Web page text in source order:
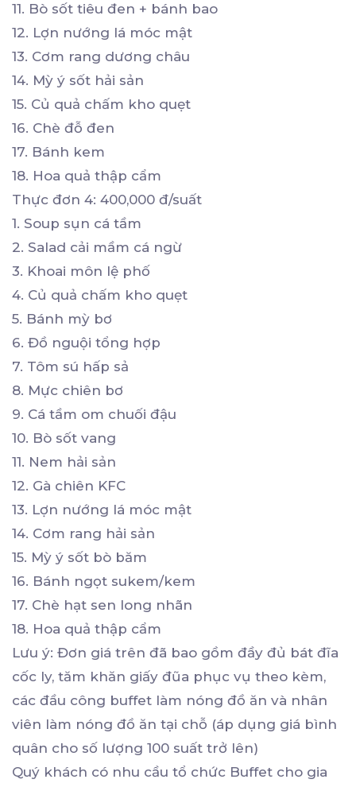
11. Bò sốt tiêu đen + bánh bao
12. Lợn nướng lá móc mật
13. Cơm rang dương châu
14. Mỳ ý sốt hải sản
15. Củ quả chấm kho quẹt
16. Chè đỗ đen
17. Bánh kem
18. Hoa quả thập cẩm
Thực đơn 4: 400,000 đ/suất
1. Soup sụn cá tầm
2. Salad cải mầm cá ngừ
3. Khoai môn lệ phố
4. Củ quả chấm kho quẹt
5. Bánh mỳ bơ
6. Đồ nguội tổng hợp
7. Tôm sú hấp sả
8. Mực chiên bơ
9. Cá tầm om chuối đậu
10. Bò sốt vang
11. Nem hải sản
12. Gà chiên KFC
13. Lợn nướng lá móc mật
14. Cơm rang hải sản
15. Mỳ ý sốt bò băm
16. Bánh ngọt sukem/kem
17. Chè hạt sen long nhãn
18. Hoa quả thập cẩm
Lưu ý: Đơn giá trên đã bao gồm đầy đủ bát đĩa
cốc ly, tăm khăn giấy đũa phục vụ theo kèm,
các đầu công buffet làm nóng đồ ăn và nhân
viên làm nóng đồ ăn tại chỗ (áp dụng giá bình
quân cho số lượng 100 suất trở lên)
Quý khách có nhu cầu tổ chức Buffet cho gia